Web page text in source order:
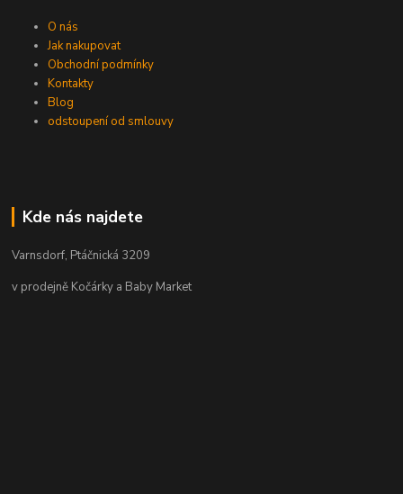
O nás
Jak nakupovat
Obchodní podmínky
Kontakty
Blog
odstoupení od smlouvy
Kde nás najdete
Varnsdorf, Ptáčnická 3209
v prodejně Kočárky a Baby Market